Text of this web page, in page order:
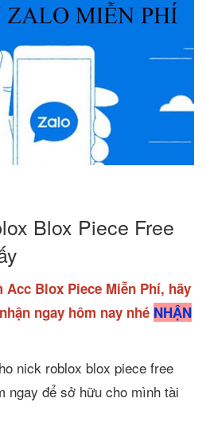
Blox Piece Free
Acc Blox Piece Miễn Phí, hãy
ngay hôm nay nhé NHẬN
nick roblox blox piece free
ngay để sở hữu cho mình tài